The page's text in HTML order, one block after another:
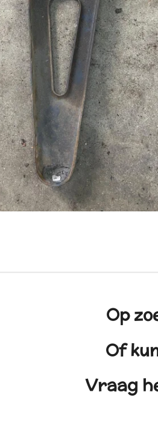
Op
Of
Vraag